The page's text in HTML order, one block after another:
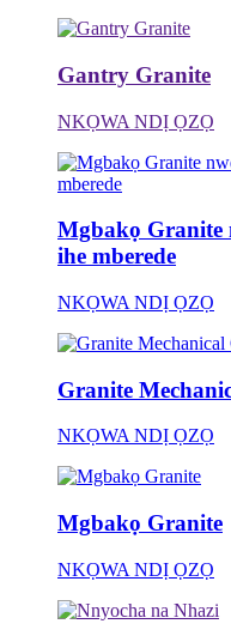
Gantry Granite
NKỌWA NDỊ ỌZỌ
Mgbakọ Granite
ihe mberede
NKỌWA NDỊ ỌZỌ
Granite
NKỌWA NDỊ ỌZỌ
Mgbakọ Granite
NKỌWA NDỊ ỌZỌ